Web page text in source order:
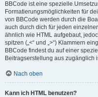
BBCode ist eine spezielle
Formatierungsmöglichkeiten für
von BBCode werden durch die
auch durch dich für jeden
ähnlich wie HTML aufgebaut,
spitzen („<“ und „>“) Klammern
BBCode findest du auf einer
Beitragserstellung aus zugänglich
Nach oben
Kann ich HTML benutzen?